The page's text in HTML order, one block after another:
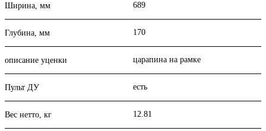
Ширина, мм 689
Глубина, мм 170
описание уценки царапина на рамке
Пульт ДУ есть
Вес нетто, кг 12.81